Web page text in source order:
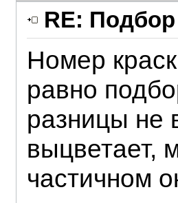
RE:
Номер
равно
разницы не
выцветает,
частичном